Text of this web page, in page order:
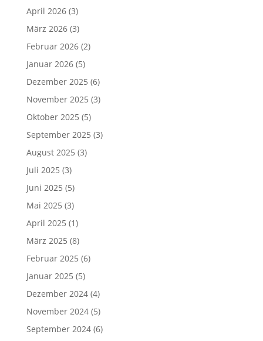
April 2026(3)
März 2026(3)
Februar 2026(2)
Januar 2026(5)
Dezember 2025 (6)
November 2025 (3)
Oktober 2025 (5)
September 2025 (3)
August 2025 (3)
Juli 2025 (3)
Juni 2025 (5)
Mai 2025 (3)
April 2025 (1)
März 2025 (8)
Februar 2025 (6)
Januar 2025 (5)
Dezember 2024(4)
November 2024(5)
September 2024(6)